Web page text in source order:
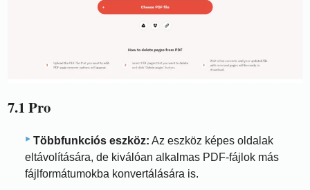
7.1 Pro
Többfunkciós eszköz: Az eszköz képes oldalak
eltávolítására, de kiválóan alkalmas PDF-fájlok más
fájlformátumokba konvertálására is.